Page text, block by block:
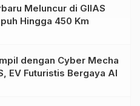
Meluncur di GIIAS
Hingga 450 Km
dengan Cyber Mecha
EV Futuristis Bergaya AI